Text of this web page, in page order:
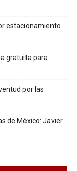
estacionamiento
gratuita para
por las
de México: Javier